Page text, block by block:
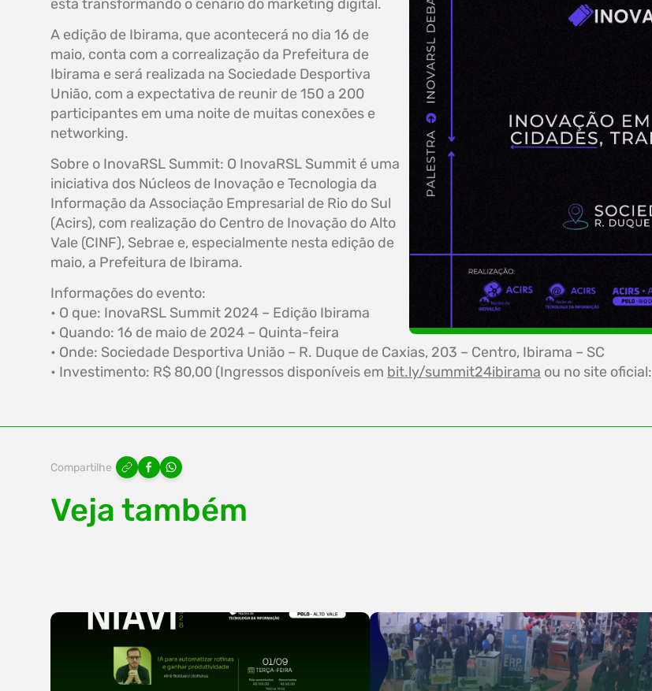
está transformando o cenário do marketing digital.
A edição de Ibirama, que acontecerá no dia 16 de
maio, conta com a correalização da Prefeitura de
Ibirama e será realizada na Sociedade Desportiva
União, com a expectativa de reunir de 150 a 200
participantes em uma noite de muitas conexões e
networking.
Sobre o InovaRSL Summit: O InovaRSL Summit é uma
iniciativa dos Núcleos de Inovação e Tecnologia da
Informação da Associação Empresarial de Rio do Sul
(Acirs), com realização do Centro de Inovação do Alto
Vale (CINF), Sebrae e, especialmente nesta edição de
maio, a Prefeitura de Ibirama.
Informações do evento:
• O que: InovaRSL Summit 2024 – Edição Ibirama
• Quando: 16 de maio de 2024 – Quinta-feira
• Onde: Sociedade Desportiva União – R. Duque de Caxias, 203 – Centro, Ibirama – SC
• Investimento: R$ 80,00 (Ingressos disponíveis em bit.ly/summit24ibirama ou no site oficial:
Compartilhe
Veja também